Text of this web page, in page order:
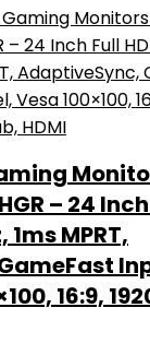
– 24
1ms MPRT,
16:9,